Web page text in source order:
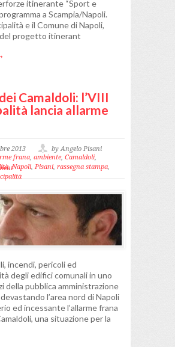
itinerante “Sport e
a Scampia/Napoli.
e il Comune di Napoli,
del progetto itinerant
Camaldoli: l’VIII
lancia allarme
2013
by Angelo Pisani
frana ambiente, Camaldoli
,Napoli Pisani rassegna stampa
incendi, pericoli ed
degli edifici comunali in uno
della pubblica amministrazione
l’area nord di Napoli
ed incessante l’allarme frana
una situazione per la